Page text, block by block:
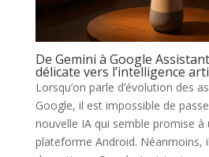
De Gemini à Google
délicate vers l’intelligence
Lorsqu’on parle d’évolution des
Google, il est impossible de
nouvelle IA qui semble promise à
plateforme Android. Néanmoins,